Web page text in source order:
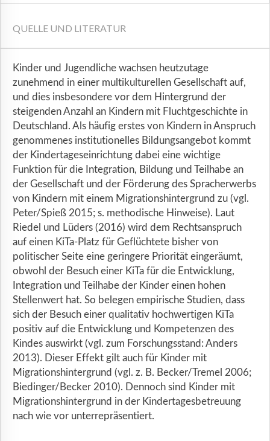
QUELLE UND LITERATUR
Kinder und Jugendliche wachsen heutzutage
zunehmend in einer multikulturellen Gesellschaft auf,
und dies insbesondere vor dem Hintergrund der
steigenden Anzahl an Kindern mit Fluchtgeschichte in
Deutschland. Als häufig erstes von Kindern in Anspruch
genommenes institutionelles Bildungsangebot kommt
der Kindertageseinrichtung dabei eine wichtige
Funktion für die Integration, Bildung und Teilhabe an
der Gesellschaft und der Förderung des Spracherwerbs
von Kindern mit einem Migrationshintergrund zu (vgl.
Peter/Spieß 2015; s. methodische Hinweise). Laut
Riedel und Lüders (2016) wird dem Rechtsanspruch
auf einen KiTa-Platz für Geflüchtete bisher von
politischer Seite eine geringere Priorität eingeräumt,
obwohl der Besuch einer KiTa für die Entwicklung,
Integration und Teilhabe der Kinder einen hohen
Stellenwert hat. So belegen empirische Studien, dass
sich der Besuch einer qualitativ hochwertigen KiTa
positiv auf die Entwicklung und Kompetenzen des
Kindes auswirkt (vgl. zum Forschungsstand: Anders
2013). Dieser Effekt gilt auch für Kinder mit
Migrationshintergrund (vgl. z. B. Becker/Tremel 2006;
Biedinger/Becker 2010). Dennoch sind Kinder mit
Migrationshintergrund in der Kindertagesbetreuung
nach wie vor unterrepräsentiert.